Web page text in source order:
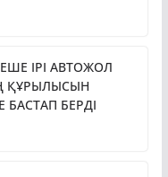
ІРІ АВТОЖОЛ
ҚҰРЫЛЫСЫН
БАСТАП БЕРДІ